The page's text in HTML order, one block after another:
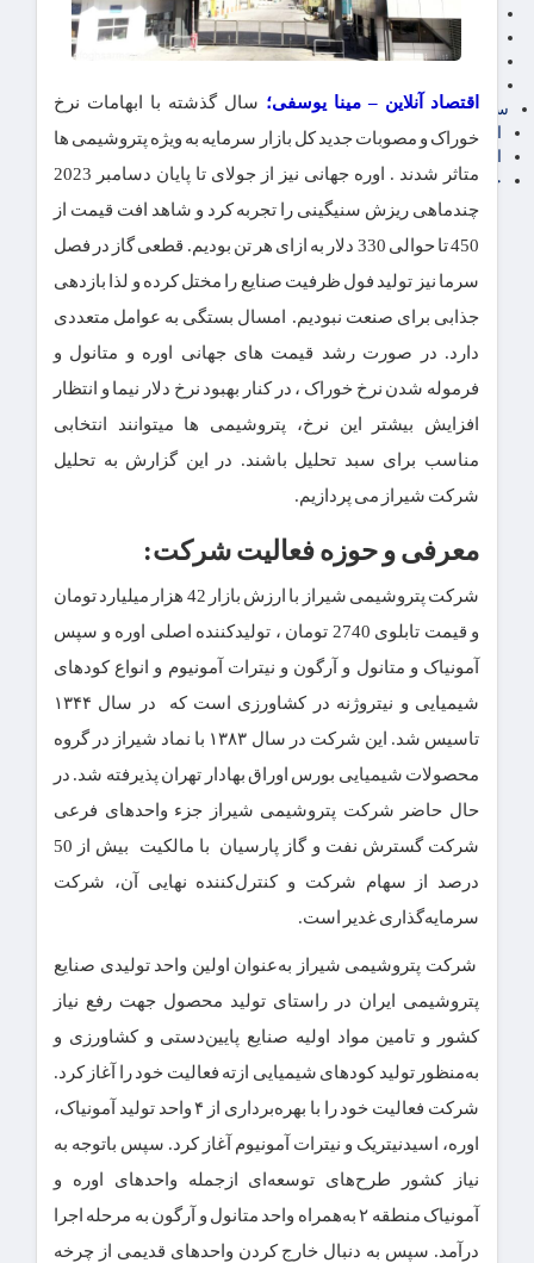
عمومی و سرگرمی
فناوری
آگهی رسمی و مزایده
سایر رسانه ها
اقتصاد فارسی
خرید انواع دیزل ژنراتور
اقتصاد آنلاین – مینا یوسفی؛ سال گذشته با ابهامات نرخ
خوراک و مصوبات جدید کل بازار سرمایه به ویژه پتروشیمی ها
متاثر شدند . اوره جهانی نیز از جولای تا پایان دسامبر 2023
چندماهی ریزش سنیگینی را تجربه کرد و شاهد افت قیمت از
450 تا حوالی 330 دلار به ازای هر تن بودیم. قطعی گاز در فصل
سرما نیز تولید فول ظرفیت صنایع را مختل کرده و لذا بازدهی
جذابی برای صنعت نبودیم. امسال بستگی به عوامل متعددی
دارد. در صورت رشد قیمت های جهانی اوره و متانول و
فرموله شدن نرخ خوراک ، در کنار بهبود نرخ دلار نیما و انتظار
افزایش بیشتر این نرخ، پتروشیمی ها میتوانند انتخابی
مناسب برای سبد تحلیل باشند. در این گزارش به تحلیل
شرکت شیراز می پردازیم.
معرفی و حوزه فعالیت شرکت:
شرکت پتروشیمی شیراز با ارزش بازار 42 هزار میلیارد تومان
و قیمت تابلوی 2740 تومان ، تولیدکننده اصلی اوره و سپس
آمونیاک و متانول و آرگون و نیترات آمونیوم و انواع کودهای
شیمیایی و نیتروژنه در کشاورزی است که در سال ۱۳۴۴
تاسیس شد. این شرکت در سال ۱۳۸۳ با نماد شیراز در گروه
محصولات شیمیایی بورس اوراق بهادار تهران پذیرفته شد. در
حال حاضر شرکت پتروشیمی شیراز جزء واحدهای فرعی
شرکت گسترش نفت و گاز پارسیان با مالکیت بیش از 50
درصد از سهام شرکت و کنترل‌کننده نهایی آن، شرکت
سرمایه‌گذاری غدیر است.
شرکت پتروشیمی شیراز به‌عنوان اولین واحد تولیدی صنایع
پتروشیمی ایران در راستای تولید محصول جهت رفع نیاز
کشور و تامین مواد اولیه صنایع پایین‌دستی و کشاورزی و
به‌منظور تولید کودهای شیمیایی ازته فعالیت خود را آغاز کرد.
شرکت فعالیت خود را با بهره‌برداری از ۴ واحد تولید آمونیاک،
اوره، اسیدنیتریک و نیترات آمونیوم آغاز کرد. سپس باتوجه به
نیاز کشور طرح‌های توسعه‌ای ازجمله واحدهای اوره و
آمونیاک منطقه ۲ به‌همراه واحد متانول و آرگون به مرحله اجرا
درآمد. سپس به دنبال خارج کردن واحدهای قدیمی از چرخه